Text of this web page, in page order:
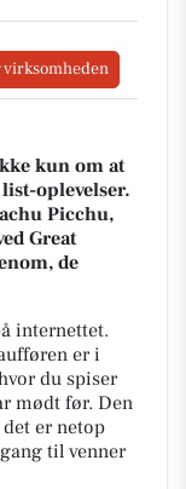
virksomheden
kun om at
oplevelser.
Picchu,
Great
de
internettet.
er i
du spiser
mødt før. Den
er netop
til venner